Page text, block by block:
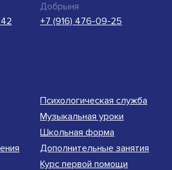
Курс первой помощи
Дополнительные занятия
Школьная форма
Музыкальная уроки
Психологическая служба
+7 (916) 476-09-25
Добрыня